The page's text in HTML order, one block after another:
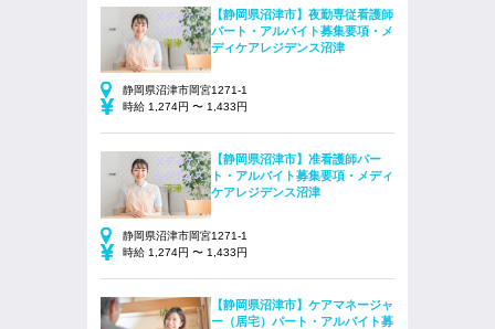
【静岡県沼津市】夜勤専従看護師
パート・アルバイト募集要項・メ
ディケアレジデンス沼津
静岡県沼津市岡宮1271-1
時給 1,274円 〜 1,433円
【静岡県沼津市】准看護師パー
ト・アルバイト募集要項・メディ
ケアレジデンス沼津
静岡県沼津市岡宮1271-1
時給 1,274円 〜 1,433円
【静岡県沼津市】ケアマネージャ
ー（居宅）パート・アルバイト募